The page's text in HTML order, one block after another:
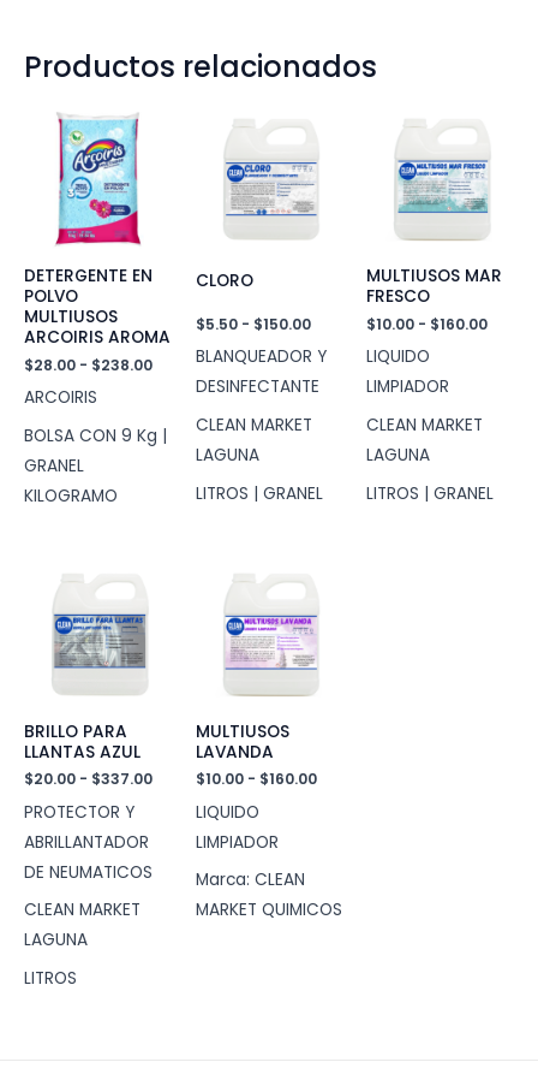
Productos relacionados
DETERGENTE EN
POLVO
MULTIUSOS
ARCOIRIS AROMA
$28.00 - $238.00Rango
desde
$28.00
hasta
ARCOIRIS
BOLSA CON 9 Kg |
GRANEL
KILOGRAMO
CLORO
$5.50 - $150.00Rango
precios:
desde
hasta
BLANQUEADOR Y
DESINFECTANTE
CLEAN MARKET
LAGUNA
LITROS | GRANEL
MULTIUSOS MAR
FRESCO
$10.00 - $160.00
LIQUIDO
LIMPIADOR
CLEAN MARKET
LAGUNA
LITROS | GRANEL
BRILLO PARA
LLANTAS AZUL
$20.00 - $337.00Rango
precios:
desde
hasta
PROTECTOR Y
ABRILLANTADOR
DE NEUMATICOS
CLEAN MARKET
LAGUNA
LITROS
MULTIUSOS
LAVANDA
$10.00 - $160.00Rango
LIQUIDO
LIMPIADOR
Marca: CLEAN
MARKET QUIMICOS